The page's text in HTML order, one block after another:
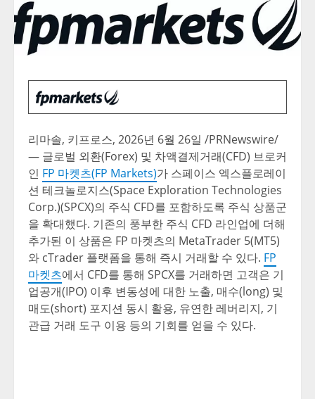
리마솔, 키프로스, 2026년 6월 26일 /PRNewswire/
— 글로벌 외환(Forex) 및 차액결제거래(CFD) 브로커
인 FP 마켓츠(FP Markets)가 스페이스 엑스플로레이
션 테크놀로지스(Space Exploration Technologies
Corp.)(SPCX)의 주식 CFD를 포함하도록 주식 상품군
을 확대했다. 기존의 풍부한 주식 CFD 라인업에 더해
추가된 이 상품은 FP 마켓츠의 MetaTrader 5(MT5)
와 cTrader 플랫폼을 통해 즉시 거래할 수 있다. FP
마켓츠에서 CFD를 통해 SPCX를 거래하면 고객은 기
업공개(IPO) 이후 변동성에 대한 노출, 매수(long) 및
매도(short) 포지션 동시 활용, 유연한 레버리지, 기
관급 거래 도구 이용 등의 기회를 얻을 수 있다.